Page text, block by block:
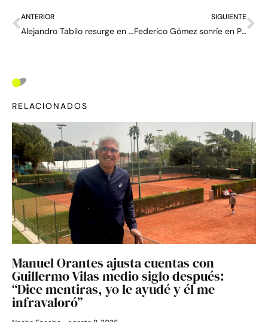
ANTERIOR
Alejandro Tabilo resurge en Roland Garros luego de su terremoto familiar
SIGUIENTE
Federico Gómez sonríe en París con la frase de Djokovic: “Siempre hay luz al final del túnel”
RELACIONADOS
Manuel Orantes ajusta cuentas con
Guillermo Vilas medio siglo después:
“Dice mentiras, yo le ayudé y él me
infravaloró”